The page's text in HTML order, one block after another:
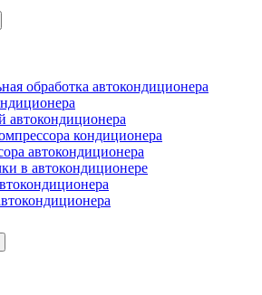
обработка автокондиционера
автокондиционера
кондиционера
автокондиционера
в автокондиционере